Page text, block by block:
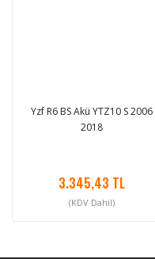
Yzf R6 BS Akü YTZ10 S 2006
2018
3.345,43 TL
(KDV Dahil)